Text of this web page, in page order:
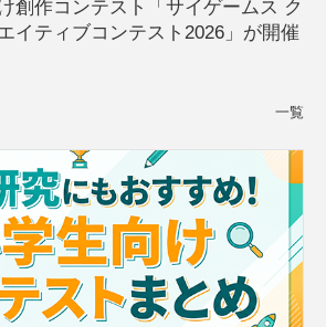
創作コンテスト「サイゲームス ク
イティブコンテスト2026」が開催
一覧